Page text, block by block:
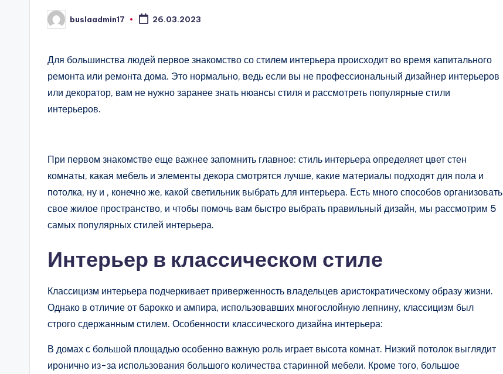
Запись
от
buslaadmin17 26.03.2023
Для большинства людей первое знакомство со стилем интерьера происходит во время капитального
ремонта или ремонта дома. Это нормально, ведь если вы не профессиональный дизайнер интерьеров
или декоратор, вам не нужно заранее знать нюансы стиля и рассмотреть популярные стили
интерьеров.
При первом знакомстве еще важнее запомнить главное: стиль интерьера определяет цвет стен
комнаты, какая мебель и элементы декора смотрятся лучше, какие материалы подходят для пола и
потолка, ну и , конечно же, какой светильник выбрать для интерьера. Есть много способов организовать
свое жилое пространство, и чтобы помочь вам быстро выбрать правильный дизайн, мы рассмотрим 5
самых популярных стилей интерьера.
Интерьер в классическом стиле
Классицизм интерьера подчеркивает приверженность владельцев аристократическому образу жизни.
Однако в отличие от барокко и ампира, использовавших многослойную лепнину, классицизм был
строго сдержанным стилем. Особенности классического дизайна интерьера:
В домах с большой площадью особенно важную роль играет высота комнат. Низкий потолок выглядит
иронично из-за использования большого количества старинной мебели. Кроме того, большое